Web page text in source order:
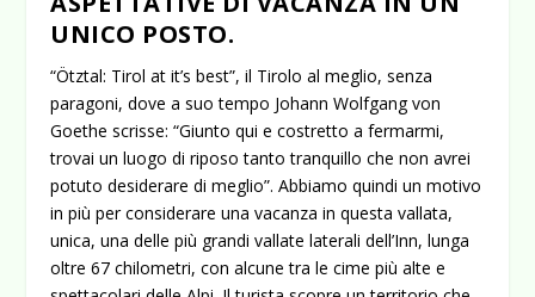
UNICO POSTO.
“Ötztal: Tirol at it’s best”, il Tirolo al meglio, senza
paragoni, dove a suo tempo Johann Wolfgang von
Goethe scrisse: “Giunto qui e costretto a fermarmi,
trovai un luogo di riposo tanto tranquillo che non avrei
potuto desiderare di meglio”. Abbiamo quindi un motivo
in più per considerare una vacanza in questa vallata,
unica, una delle più grandi vallate laterali dell’Inn, lunga
oltre 67 chilometri, con alcune tra le cime più alte e